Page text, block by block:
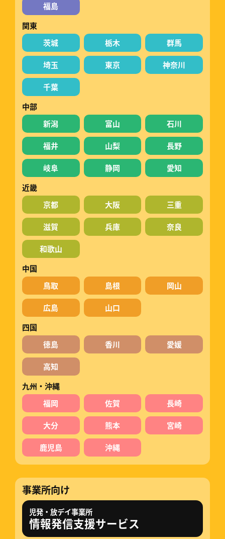
福島
関東
茨城
栃木 群馬
埼玉 東京 神奈川
千葉
中部
新潟
富山 石川
福井 山梨 長野
岐阜 静岡
愛知
近畿
京都
大阪 三重
滋賀 兵庫 奈良
和歌山
中国
鳥取
島根 岡山
広島
山口
四国
徳島
香川 愛媛
高知
九州・沖縄
福岡
佐賀 長崎
大分 熊本 宮崎
鹿児島 沖縄
事業所向け
児発・放デイ事業所
情報発信支援サービス